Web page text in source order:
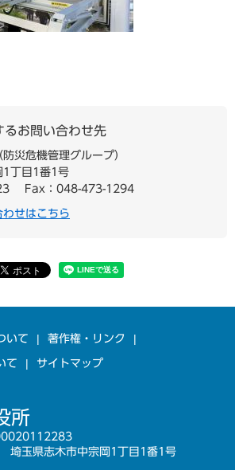
るお問い合わせ先
防災危機管理グループ
1丁目1番1号
Fax：048-473-1294
わせはこちら
いて 著作権・リンク
て サイトマップ
所
玉県志木市中宗岡1丁目1番1号